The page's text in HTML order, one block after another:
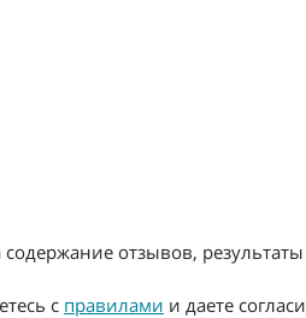
содержание отзывов,
с правилами и даете